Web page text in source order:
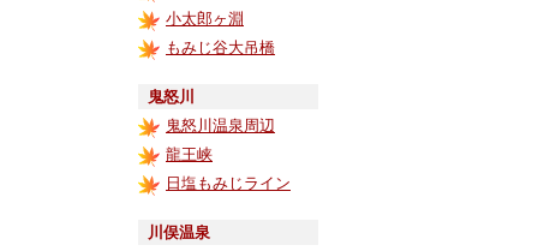
小太郎ヶ淵
もみじ谷大吊橋
鬼怒川
鬼怒川温泉周辺
龍王峡
日塩もみじライン
川俣温泉